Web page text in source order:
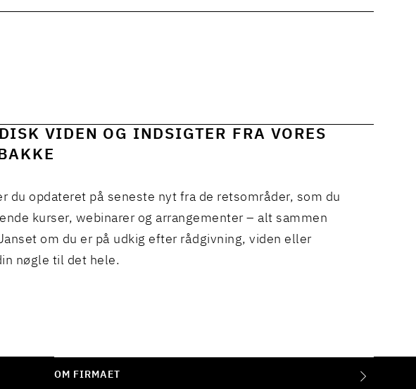
VIDEN OG INDSIGTER FRA VORES
du opdateret på seneste nyt fra de retsområder, som du
kurser, webinarer og arrangementer – alt sammen
om du er på udkig efter rådgivning, viden eller
nøgle til det hele.
OM FIRMAET